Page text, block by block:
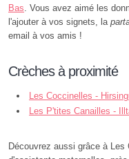
Bas. Vous avez aimé les
l'ajouter à vos signets, la
email à vos amis !
Crèches à proximité
Les Coccinelles -
Les P'tites Canailles -
Découvrez aussi grâce à